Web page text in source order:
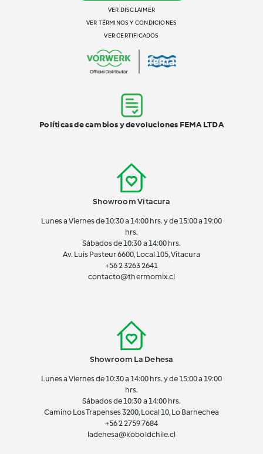
Showroom Vitacura
Lunes a Viernes de 10:30 a 14:00 hrs. y de 15:00 a 19:00
hrs.
Sábados de 10:30 a 14:00 hrs.
Av. Luis Pasteur 6600, Local 105, Vitacura
+56 2 3263 2641
contacto@thermomix.cl
Showroom La Dehesa
Lunes a Viernes de 10:30 a 14:00 hrs. y de 15:00 a 19:00
hrs.
Sábados de 10:30 a 14:00 hrs.
Camino Los Trapenses 3200, Local 10, Lo Barnechea
+56 22759 7684
ladehesa@koboldchile.cl
VER DISCLAIMER
VER TÉRMINOS Y CONDICIONES
VER CERTIFICADOS
Políticas de cambios y devoluciones FEMA LTDA